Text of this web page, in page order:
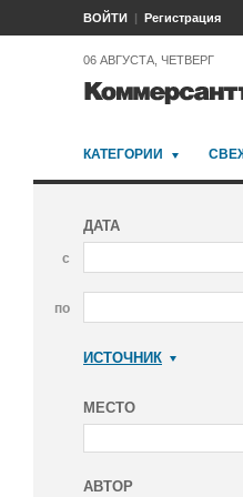
ВОЙТИ Регистрация
06 АВГУСТА, ЧЕТВЕРГ
КАТЕГОРИИ
ДАТА
с
по
ИСТОЧНИК
МЕСТО
АВТОР